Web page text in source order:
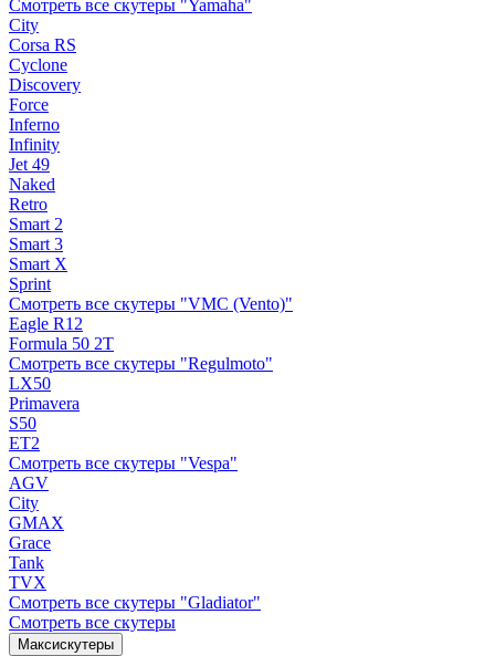
Смотреть все скутеры "Yamaha"
City
Corsa RS
Cyclone
Discovery
Force
Inferno
Infinity
Jet 49
Naked
Retro
Smart 2
Smart 3
Smart X
Sprint
Смотреть все скутеры "VMC (Vento)"
Eagle R12
Formula 50 2Т
Смотреть все скутеры "Regulmoto"
LX50
Primavera
S50
ET2
Смотреть все скутеры "Vespa"
AGV
City
GMAX
Grace
Tank
TVX
Смотреть все скутеры "Gladiator"
Смотреть все скутеры
Максискутеры